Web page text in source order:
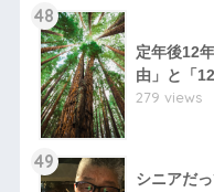
48
定年後12
由」と「
279 views
49
シニアだ